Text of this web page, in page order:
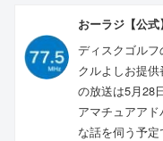
おーラジ【公式
ディスクゴル
クルよしお提
の放送は5月28
アマチュアア
な話を伺う予